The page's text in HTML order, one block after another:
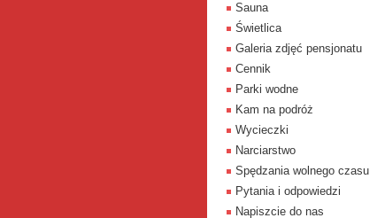
Sauna
Świetlica
Galeria zdjęć pensjonatu
Cennik
Parki wodne
Kam na podróż
Wycieczki
Narciarstwo
Spędzania wolnego czasu
Pytania i odpowiedzi
Napiszcie do nas